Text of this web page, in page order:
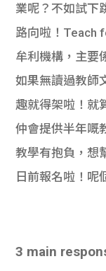
業呢？不如試下
路向啦！Teach
牟利機構，主要
如果無讀過教師
趣就得架啦！就
仲會提供半年嘅
教學有抱負，想
日前報名啦！呢
3 main